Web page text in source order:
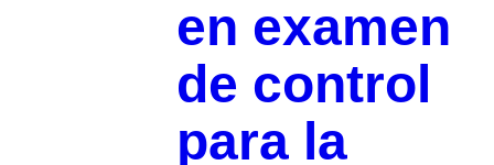
en examen
de control
para la